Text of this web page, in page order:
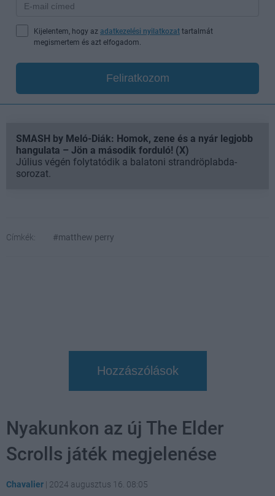
Kijelentem, hogy az adatkezelési nyilatkozat tartalmát
megismertem és azt elfogadom.
Feliratkozom
SMASH by Meló-Diák: Homok, zene és a nyár legjobb
hangulata – Jön a második forduló! (X)
Július végén folytatódik a balatoni strandröplabda-
sorozat.
Címkék: #matthew perry
Hozzászólások
Nyakunkon az új The Elder
Scrolls játék megjelenése
Chavalier | 2024 augusztus 16. 08:05